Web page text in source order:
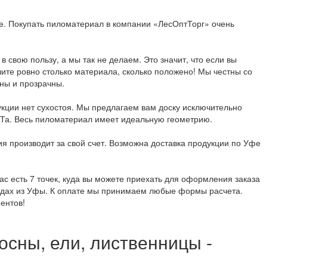
Покупать пиломатериал в компании «ЛесОптТорг» очень
пользу, а мы так не делаем. Это значит, что если вы
ровно столько материала, сколько положено! Мы честны со
и прозрачны.
нет сухостоя. Мы предлагаем вам доску исключительно
Весь пиломатериал имеет идеальную геометрию.
производит за свой счет. Возможна доставка продукции по Уфе
есть 7 точек, куда вы можете приехать для оформления заказа
из Уфы. К оплате мы принимаем любые формы расчета.
ели, лиственницы -